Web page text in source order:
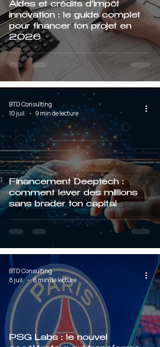
Aides et crédits d'impôt
innovation : le guide complet
pour financer ton projet en
2026
Financement Deeptech :
comment lever des millions
sans brader ton capital
BTD Consulting
10 juil.
9 min de lecture
PSG Labs : le nouvel
BTD Consulting
8 juil.
6 min de lecture